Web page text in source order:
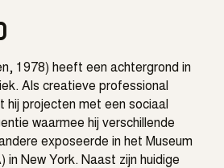
1978) heeft een achtergrond in
Als creatieve professional
hij projecten met een sociaal
waarmee hij verschillende
exposeerde in het Museum
in New York. Naast zijn huidige